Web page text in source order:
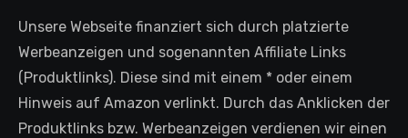
Unsere Webseite finanziert sich durch platzierte
Werbeanzeigen und sogenannten Affiliate Links
(Produktlinks). Diese sind mit einem * oder einem
Hinweis auf Amazon verlinkt. Durch das Anklicken der
Produktlinks bzw. Werbeanzeigen verdienen wir einen